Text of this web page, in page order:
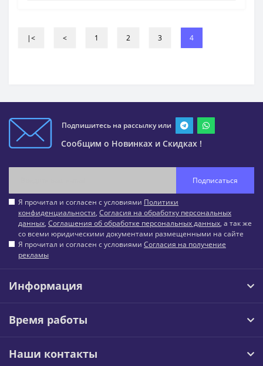
|< < 1 2 3 4
Подпишитесь на рассылку или
Сообщим о Новинках и Скидках !
Подписаться
Я прочитал и согласен с условиями Политики
конфиденциальности, Согласия на обработку персональных
данных, Соглашения об обработке персональных данных, а так же
со всеми юридическими документами размещенными на сайте
Я прочитал и согласен с условиями Согласия на получение
рекламы
Информация
Время работы
Наши контакты